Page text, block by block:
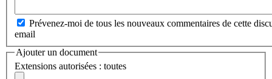
Prévenez-moi de tous les nouveaux commentaires de cette
email
Ajouter un document
Extensions autorisées : toutes